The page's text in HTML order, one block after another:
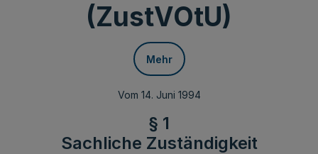
(ZustVOtU)
Mehr
Vom 14. Juni 1994
§ 1
Sachliche Zuständigkeit